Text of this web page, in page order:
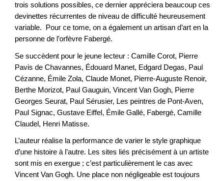
trois solutions possibles, ce dernier appréciera beaucoup ces
devinettes récurrentes de niveau de difficulté heureusement
variable. Pour ce tome, on a également un artisan d’art en la
personne de l’orfèvre Fabergé.
Se succèdent pour le jeune lecteur : Camille Corot, Pierre
Pavis de Chavannes, Édouard Manet, Edgard Degas, Paul
Cézanne, Émile Zola, Claude Monet, Pierre-Auguste Renoir,
Berthe Morizot, Paul Gauguin, Vincent Van Gogh, Pierre
Georges Seurat, Paul Sérusier, Les peintres de Pont-Aven,
Paul Signac, Gustave Eiffel, Émile Gallé, Fabergé, Camille
Claudel, Henri Matisse.
L’auteur réalise la performance de varier le style graphique
d’une histoire à l’autre. Les sites liés précisément à un artiste
sont mis en exergue ; c’est particulièrement le cas avec
Vincent Van Gogh. Une place non négligeable est toujours